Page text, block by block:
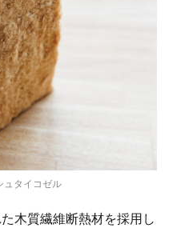
ュタイコゼル
木質繊維断熱材を採用し